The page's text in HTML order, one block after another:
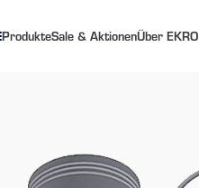
ProdukteSale & AktionenÜber EKRO